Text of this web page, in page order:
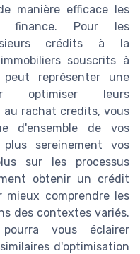
manière efficace les
finance. Pour les
crédits à la
souscrits à
représenter une
optimiser leurs
au rachat credits, vous
d'ensemble de vos
sereinement vos
sur les processus
obtenir un crédit
comprendre les
des contextes variés.
vous éclairer
d'optimisation